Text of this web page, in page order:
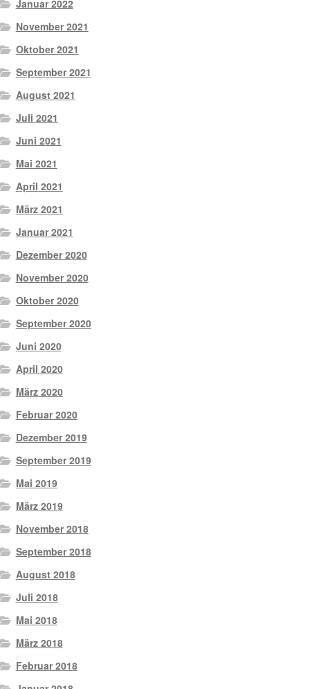
Januar 2022
November 2021
Oktober 2021
September 2021
August 2021
Juli 2021
Juni 2021
Mai 2021
April 2021
März 2021
Januar 2021
Dezember 2020
November 2020
Oktober 2020
September 2020
Juni 2020
April 2020
März 2020
Februar 2020
Dezember 2019
September 2019
Mai 2019
März 2019
November 2018
September 2018
August 2018
Juli 2018
Mai 2018
März 2018
Februar 2018